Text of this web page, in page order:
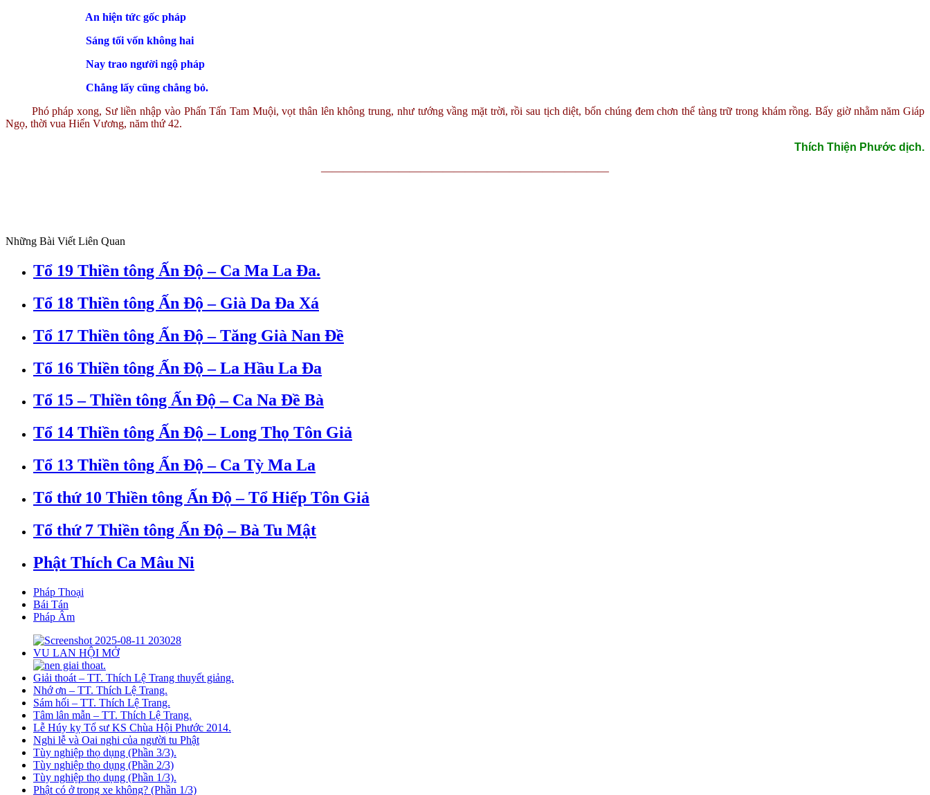
An hiện tức gốc pháp
Sáng tối vốn không hai
Nay trao người ngộ pháp
Chẳng lấy cũng chẳng bỏ.
Phó pháp xong, Sư liền nhập vào Phấn Tấn Tam Muội, vọt thân lên không trung, như tướng vầng mặt trời, rồi sau tịch diệt, bốn chúng đem chơn thể tàng trữ trong khám rồng. Bấy giờ nhằm năm Giáp
Ngọ, thời vua Hiển Vương, năm thứ 42.
Thích Thiện Phước dịch.
——————————————————————————
Những Bài Viết Liên Quan
Tổ 19 Thiền tông Ấn Độ – Ca Ma La Đa.
Tổ 18 Thiền tông Ấn Độ – Già Da Đa Xá
Tổ 17 Thiền tông Ấn Độ – Tăng Già Nan Đề
Tổ 16 Thiền tông Ấn Độ – La Hầu La Đa
Tổ 15 – Thiền tông Ấn Độ – Ca Na Đề Bà
Tổ 14 Thiền tông Ấn Độ – Long Thọ Tôn Giả
Tổ 13 Thiền tông Ấn Độ – Ca Tỳ Ma La
Tổ thứ 10 Thiền tông Ấn Độ – Tổ Hiếp Tôn Giả
Tổ thứ 7 Thiền tông Ấn Độ – Bà Tu Mật
Phật Thích Ca Mâu Ni
Pháp Thoại
Bái Tán
Pháp Âm
VU LAN HỘI MỞ
Giải thoát – TT. Thích Lệ Trang thuyết giảng.
Nhớ ơn – TT. Thích Lệ Trang.
Sám hối – TT. Thích Lệ Trang.
Tâm lân mẫn – TT. Thích Lệ Trang.
Lễ Húy kỵ Tổ sư KS Chùa Hội Phước 2014.
Nghi lễ và Oai nghi của người tu Phật
Tùy nghiệp thọ dụng (Phần 3/3).
Tùy nghiệp thọ dụng (Phần 2/3)
Tùy nghiệp thọ dụng (Phần 1/3).
Phật có ở trong xe không? (Phần 1/3)